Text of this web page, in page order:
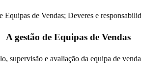
de Vendas; Deveres e
A gestão de Equipas de Vendas
supervisão e avaliação da equipa de